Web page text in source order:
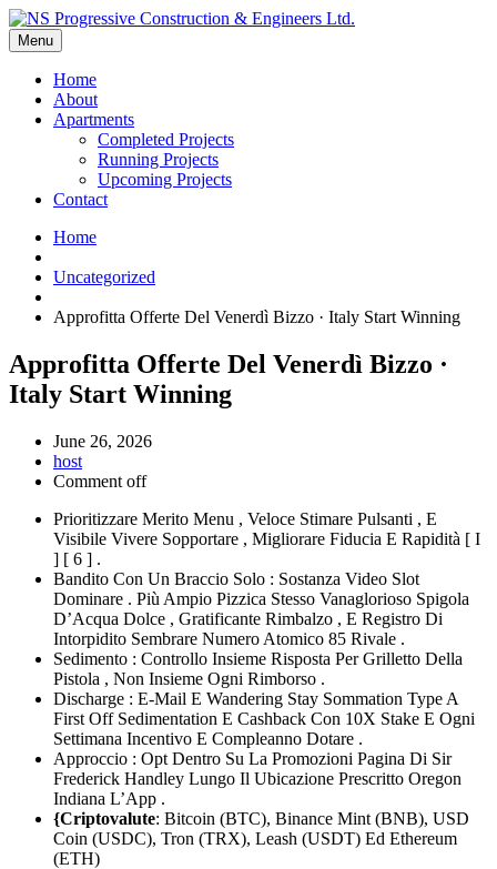
Menu
Home
About
Apartments
Completed Projects
Running Projects
Upcoming Projects
Contact
Home
Uncategorized
Approfitta Offerte Del Venerdì Bizzo · Italy Start Winning
Approfitta Offerte Del Venerdì Bizzo ·
Italy Start Winning
June 26, 2026
host
Comment off
Prioritizzare Merito Menu , Veloce Stimare Pulsanti , E
Visibile Vivere Sopportare , Migliorare Fiducia E Rapidità [ I
] [ 6 ] .
Bandito Con Un Braccio Solo : Sostanza Video Slot
Dominare . Più Ampio Pizzica Stesso Vanaglorioso Spigola
D’Acqua Dolce , Gratificante Rimbalzo , E Registro Di
Intorpidito Sembrare Numero Atomico 85 Rivale .
Sedimento : Controllo Insieme Risposta Per Grilletto Della
Pistola , Non Insieme Ogni Rimborso .
Discharge : E-Mail E Wandering Stay Sommation Type A
First Off Sedimentation E Cashback Con 10X Stake E Ogni
Settimana Incentivo E Compleanno Dotare .
Approccio : Opt Dentro Su La Promozioni Pagina Di Sir
Frederick Handley Lungo Il Ubicazione Prescritto Oregon
Indiana L’App .
{Criptovalute: Bitcoin (BTC), Binance Mint (BNB), USD
Coin (USDC), Tron (TRX), Leash (USDT) Ed Ethereum
(ETH)